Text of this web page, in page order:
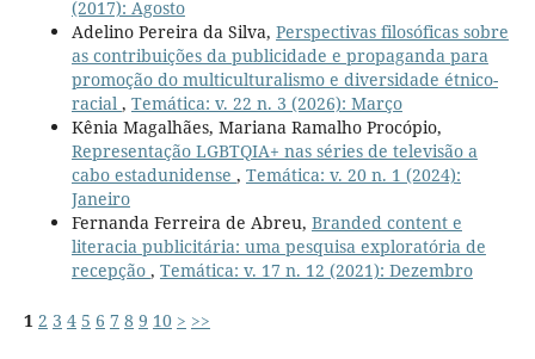
(2017): Agosto
Adelino Pereira da Silva, Perspectivas filosóficas sobre
as contribuições da publicidade e propaganda para
promoção do multiculturalismo e diversidade étnico-
racial , Temática: v. 22 n. 3 (2026): Março
Kênia Magalhães, Mariana Ramalho Procópio,
Representação LGBTQIA+ nas séries de televisão a
cabo estadunidense , Temática: v. 20 n. 1 (2024):
Janeiro
Fernanda Ferreira de Abreu, Branded content e
literacia publicitária: uma pesquisa exploratória de
recepção , Temática: v. 17 n. 12 (2021): Dezembro
1 2 3 4 5 6 7 8 9 10 > >>